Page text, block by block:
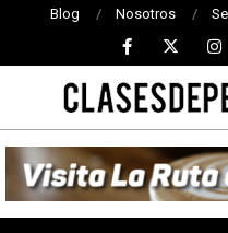
Blog Nosotros
CLASES
DE